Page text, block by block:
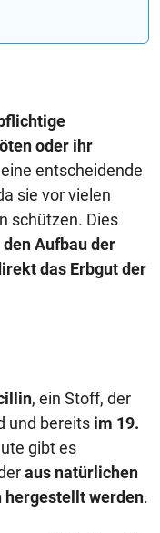
oder ihr
entscheidende
sie vor vielen
schützen. Dies
den Aufbau der
das Erbgut der
, ein Stoff, der
und bereits im 19.
gibt es
aus natürlichen
hergestellt werden.